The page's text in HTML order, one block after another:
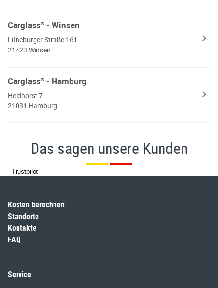
Carglass® - Winsen
Lüneburger Straße 161
21423 Winsen
Carglass® - Hamburg
Heidhorst 7
21031 Hamburg
Das sagen unsere Kunden
Trustpilot
Kosten berechnen
Standorte
Kontakte
FAQ
Service